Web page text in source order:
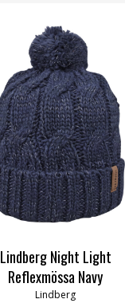
Lindberg Night Light
Reflexmössa Navy
Lindberg